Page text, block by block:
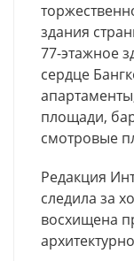
здания
77-этажное
сердце
площади,
смотровые
Редакция
следила за
восхищена